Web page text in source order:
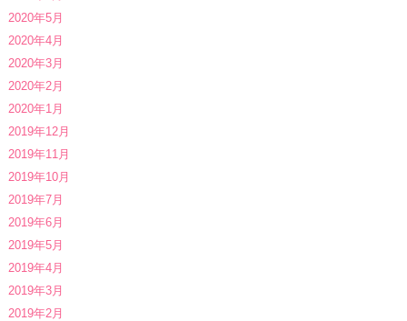
2020年5月
2020年4月
2020年3月
2020年2月
2020年1月
2019年12月
2019年11月
2019年10月
2019年7月
2019年6月
2019年5月
2019年4月
2019年3月
2019年2月